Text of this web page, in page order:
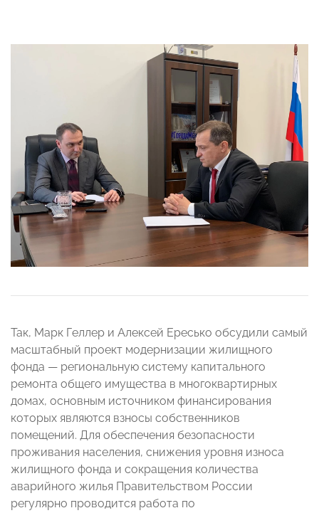
Так, Марк Геллер и Алексей Ересько обсудили самый
масштабный проект модернизации жилищного
фонда — региональную систему капитального
ремонта общего имущества в многоквартирных
домах, основным источником финансирования
которых являются взносы собственников
помещений. Для обеспечения безопасности
проживания населения, снижения уровня износа
жилищного фонда и сокращения количества
аварийного жилья Правительством России
регулярно проводится работа по